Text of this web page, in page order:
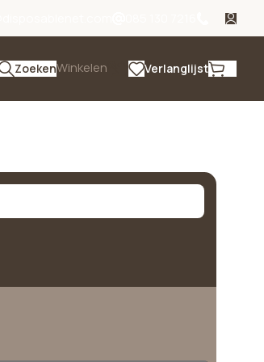
ZoekenWinkelen Verlanglijst